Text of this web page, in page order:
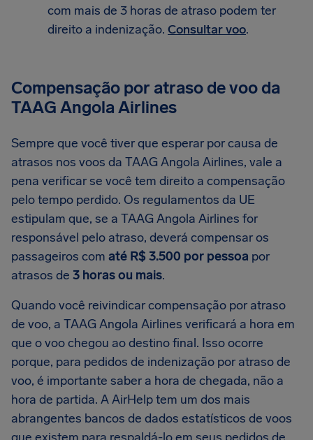
com mais de 3 horas de atraso podem ter
direito a indenização. Consultar voo.
Compensação por atraso de voo da
TAAG Angola Airlines
Sempre que você tiver que esperar por causa de
atrasos nos voos da TAAG Angola Airlines, vale a
pena verificar se você tem direito a compensação
pelo tempo perdido. Os regulamentos da UE
estipulam que, se a TAAG Angola Airlines for
responsável pelo atraso, deverá compensar os
passageiros com até R$ 3.500 por pessoa por
atrasos de 3 horas ou mais.
Quando você reivindicar compensação por atraso
de voo, a TAAG Angola Airlines verificará a hora em
que o voo chegou ao destino final. Isso ocorre
porque, para pedidos de indenização por atraso de
voo, é importante saber a hora de chegada, não a
hora de partida. A AirHelp tem um dos mais
abrangentes bancos de dados estatísticos de voos